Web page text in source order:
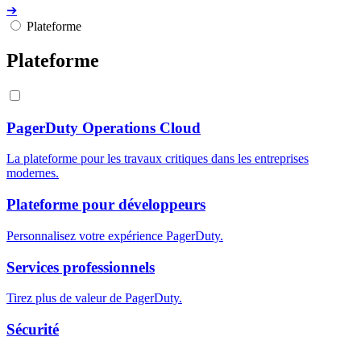
➔
Plateforme
Plateforme
PagerDuty Operations Cloud
La plateforme pour les travaux critiques dans les entreprises
modernes.
Plateforme pour développeurs
Personnalisez votre expérience PagerDuty.
Services professionnels
Tirez plus de valeur de PagerDuty.
Sécurité